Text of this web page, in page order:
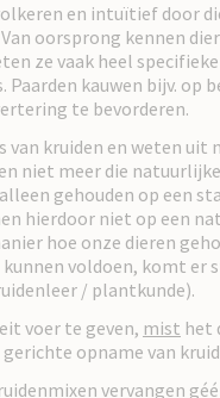
en intuïtief door
oorsprong kennen
ze vaak heel
kauwen bijv. op
te bevorderen.
van kruiden en weten uit
niet meer die
gehouden op een
hierdoor niet op een
hoe onze dieren
voldoen, komt er
/ plantkunde).
voer te geven, mist het
opname van
vervangen